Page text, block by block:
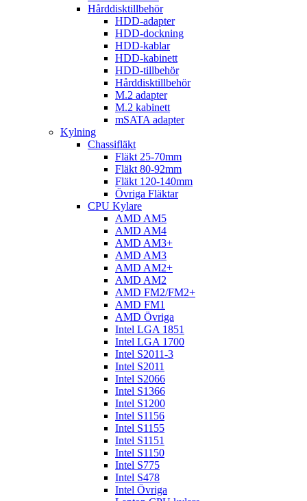
Hårddisktillbehör
HDD-adapter
HDD-dockning
HDD-kablar
HDD-kabinett
HDD-tillbehör
Hårddisktillbehör
M.2 adapter
M.2 kabinett
mSATA adapter
Kylning
Chassifläkt
Fläkt 25-70mm
Fläkt 80-92mm
Fläkt 120-140mm
Övriga Fläktar
CPU Kylare
AMD AM5
AMD AM4
AMD AM3+
AMD AM3
AMD AM2+
AMD AM2
AMD FM2/FM2+
AMD FM1
AMD Övriga
Intel LGA 1851
Intel LGA 1700
Intel S2011-3
Intel S2011
Intel S2066
Intel S1366
Intel S1200
Intel S1156
Intel S1155
Intel S1151
Intel S1150
Intel S775
Intel S478
Intel Övriga